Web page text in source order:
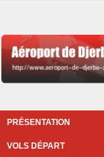
PRÉSENTATION
VOLS DÉPART